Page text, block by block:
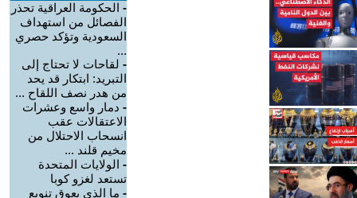
- الحكومة العراقية تحذر
الفصائل من استهداف
السعودية وتؤكد حصري
...
- لقاحات لا تحتاج إلى
التبريد: ابتكار قد يحد
من هدر نصف اللقاح ...
- دمار واسع وعشرات
الاعتقالات عقب
انسحاب الاحتلال من
مخيم قلند ...
- الولايات المتحدة
تستعد لغزو كوبا
- ما الذي يعوق تنويع